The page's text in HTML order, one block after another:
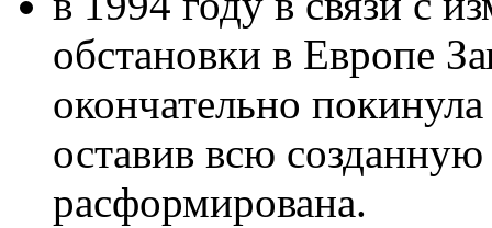
обстановки в Европе
окончательно
оставив всю
расформирована.